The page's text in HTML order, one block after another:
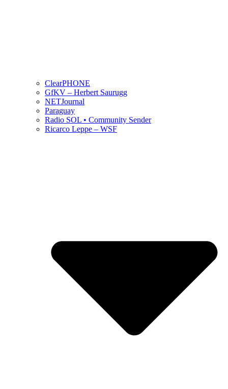
ClearPHONE
GfKV – Herbert Saurugg
NETJournal
Paraguay
Radio SOL • Community Sender
Ricarco Leppe – WSF